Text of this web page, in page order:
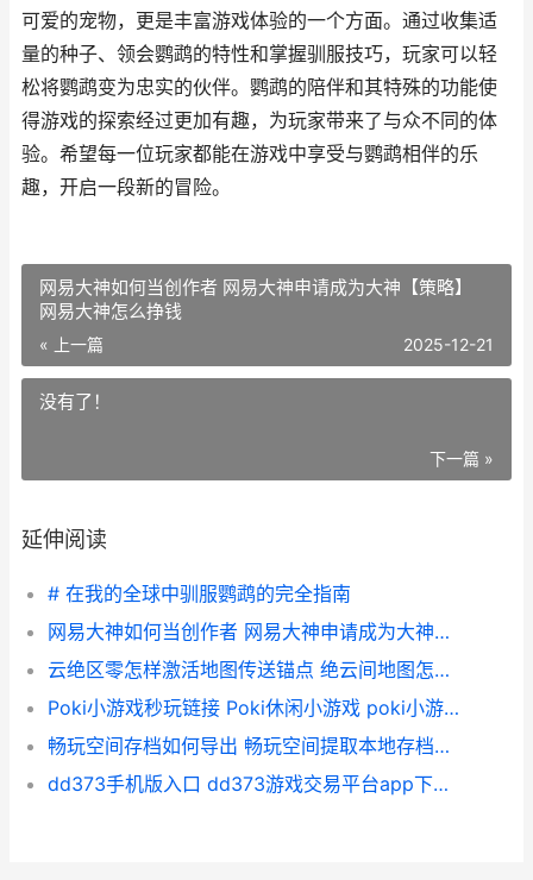
可爱的宠物，更是丰富游戏体验的一个方面。通过收集适
量的种子、领会鹦鹉的特性和掌握驯服技巧，玩家可以轻
松将鹦鹉变为忠实的伙伴。鹦鹉的陪伴和其特殊的功能使
得游戏的探索经过更加有趣，为玩家带来了与众不同的体
验。希望每一位玩家都能在游戏中享受与鹦鹉相伴的乐
趣，开启一段新的冒险。
网易大神如何当创作者 网易大神申请成为大神【策略】
网易大神怎么挣钱
« 上一篇 2025-12-21
没有了！
下一篇 »
延伸阅读
# 在我的全球中驯服鹦鹉的完全指南
网易大神如何当创作者 网易大神申请成为大神【策略】 网易大神怎么挣钱
云绝区零怎样激活地图传送锚点 绝云间地图怎么开
Poki小游戏秒玩链接 Poki休闲小游戏 poki小游戏秒玩宝玩
畅玩空间存档如何导出 畅玩空间提取本地存档方式 畅玩空间存档如何导入
dd373手机版入口 dd373游戏交易平台app下载入口 dd373游戏